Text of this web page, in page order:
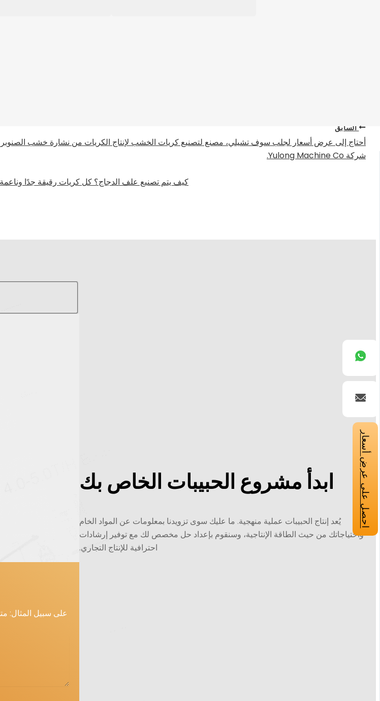
السابق
شركة Yulong Machine Co.
كيف يتم تصنيع علف الدجاج؟ كل كريات رقيقة جدًا
ابدأ مشروع الحبيبات الخاص بك
يُعد إنتاج الحبيبات عملية منهجية. ما عليك سوى تزويدنا بمعلومات عن المواد الخام
واحتياجاتك من حيث الطاقة الإنتاجية، وسنقوم بإعداد حل مخصص لك مع توفير إرشادات
احترافية للإنتاج التجاري.
على سبيل المثال:
احصل على عرض أسعار